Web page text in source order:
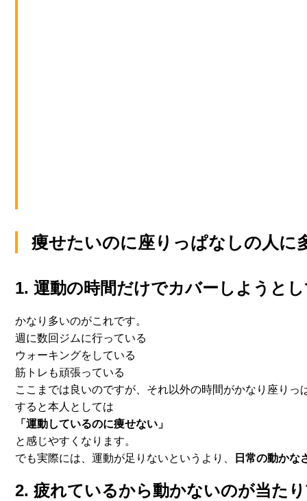
痩せたいのに座りっぱなしの人に
1. 運動の時間だけでカバーしようと
かなり多いのがこれです。
週に数回ジムに行っている
ウォーキングをしている
筋トレも頑張っている
ここまでは良いのですが、 それ以外の時間がかなり座りっ
すると本人としては
「運動しているのに痩せない」
と感じやすくなります。
でも実際には、運動が足りないというより、
日常の動かな
2. 疲れているから動かないのが当た